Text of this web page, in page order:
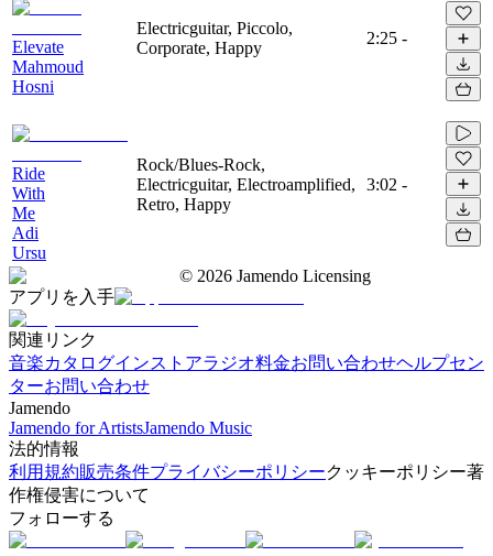
Elevate
Mahmoud
Hosni
Electricguitar, Piccolo,
Corporate, Happy
2:25 -
Ride
With
Me
Adi
Ursu
Rock/Blues-Rock,
Electricguitar, Electroamplified,
Retro, Happy
3:02 -
© 2026 Jamendo Licensing
アプリを入手
関連リンク
音楽カタログインストアラジオ料金お問い合わせヘルプセン
ターお問い合わせ
Jamendo
Jamendo for ArtistsJamendo Music
法的情報
利用規約販売条件プライバシーポリシークッキーポリシー著
作権侵害について
フォローする